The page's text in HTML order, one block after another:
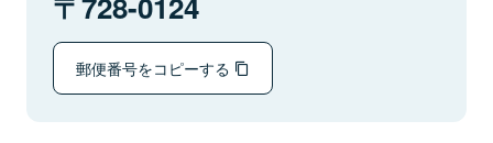
郵便番号をコピーする